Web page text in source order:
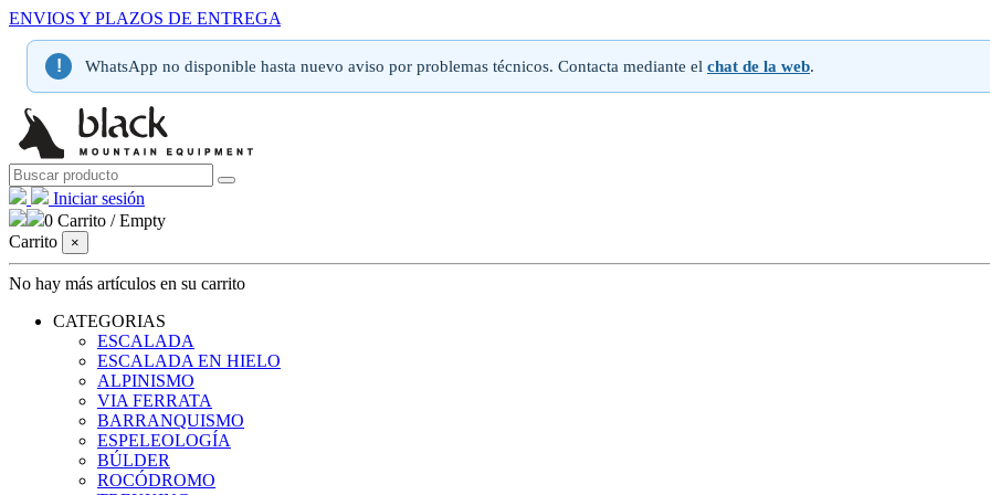
ENVIOS Y PLAZOS DE ENTREGA
! WhatsApp no disponible hasta nuevo aviso por problemas técnicos. Contacta mediante el chat de la web.
Iniciar sesión
0 Carrito /Empty
Carrito
×
No hay más artículos en su carrito
CATEGORIAS
ESCALADA
ESCALADA EN HIELO
ALPINISMO
VIA FERRATA
BARRANQUISMO
ESPELEOLOGÍA
BÚLDER
ROCÓDROMO